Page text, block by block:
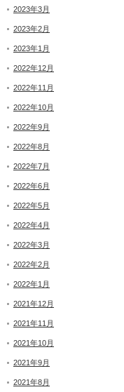
2023年3月
2023年2月
2023年1月
2022年12月
2022年11月
2022年10月
2022年9月
2022年8月
2022年7月
2022年6月
2022年5月
2022年4月
2022年3月
2022年2月
2022年1月
2021年12月
2021年11月
2021年10月
2021年9月
2021年8月